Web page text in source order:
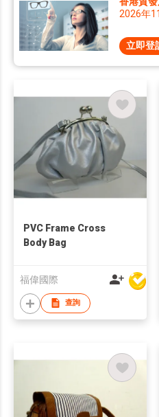
2026年
立即登
PVC Frame Cross
Body Bag
福偉國際
查詢